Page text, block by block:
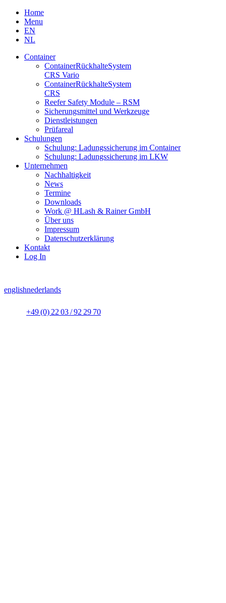
Skip
content
Home
Menu
EN
NL
Container
Container­Rückhalte­System
CRS Vario
Container­Rückhalte­System
CRS
Reefer Safety Module – RSM
Sicherungsmittel und Werkzeuge
Dienstleistungen
Prüfareal
Schulungen
Schulung: Ladungssicherung im Container
Schulung: Ladungssicherung im LKW
Unternehmen
Nachhaltigkeit
News
Termine
Downloads
Work @ HLash & Rainer GmbH
Über uns
Impressum
Datenschutzerklärung
Kontakt
Log In
englishnederlands
+49 (0) 22 03 / 92 29 70